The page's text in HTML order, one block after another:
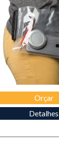
Orçar
Detalhes